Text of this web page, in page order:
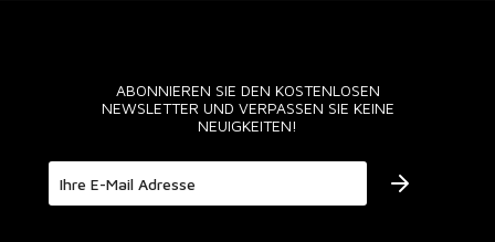
ABONNIEREN SIE DEN KOSTENLOSEN
NEWSLETTER UND VERPASSEN SIE KEINE
NEUIGKEITEN!